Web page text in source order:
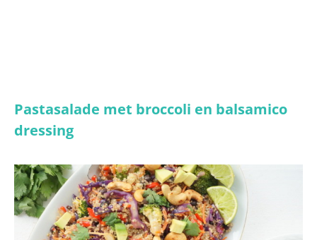
Pastasalade met broccoli en balsamico
dressing